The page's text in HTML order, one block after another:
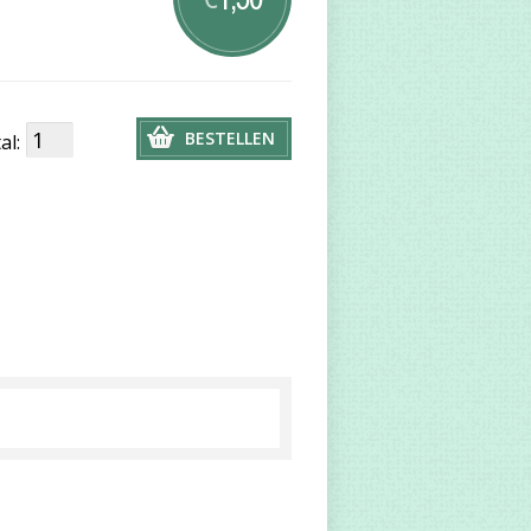
BESTELLEN